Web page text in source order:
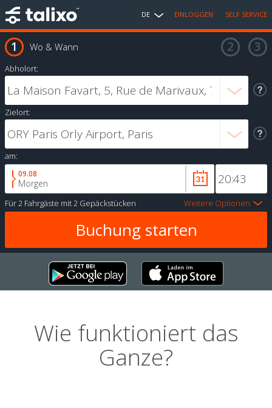
DE EINLOGGEN SELF SERVICE
Wo & Wann
Abholort:
Zielort:
am:
09.08
Morgen
Für2 Fahrgäste mit2 Gepäckstücken Weitere Optionen
Wie funktioniert das
Ganze?